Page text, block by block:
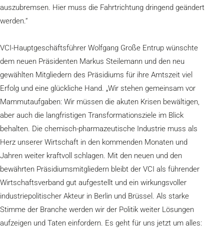
auszubremsen. Hier muss die Fahrtrichtung dringend geändert
werden.“
VCI-Hauptgeschäftsführer Wolfgang Große Entrup wünschte
dem neuen Präsidenten Markus Steilemann und den neu
gewählten Mitgliedern des Präsidiums für ihre Amtszeit viel
Erfolg und eine glückliche Hand. „Wir stehen gemeinsam vor
Mammutaufgaben: Wir müssen die akuten Krisen bewältigen,
aber auch die langfristigen Transformationsziele im Blick
behalten. Die chemisch-pharmazeutische Industrie muss als
Herz unserer Wirtschaft in den kommenden Monaten und
Jahren weiter kraftvoll schlagen. Mit den neuen und den
bewährten Präsidiumsmitgliedern bleibt der VCI als führender
Wirtschaftsverband gut aufgestellt und ein wirkungsvoller
industriepolitischer Akteur in Berlin und Brüssel. Als starke
Stimme der Branche werden wir der Politik weiter Lösungen
aufzeigen und Taten einfordern. Es geht für uns jetzt um alles: